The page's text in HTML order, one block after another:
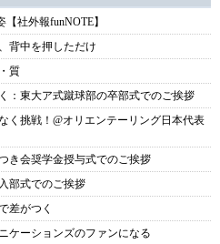
社外報funNOTE】
背中を押しただけ
質
：東大ア式蹴球部の卒部式でのご挨拶
く挑戦！@オリエンテーリング日本代表
き会奨学金授与式でのご挨拶
部式でのご挨拶
差がつく
ケーションズのファンになる